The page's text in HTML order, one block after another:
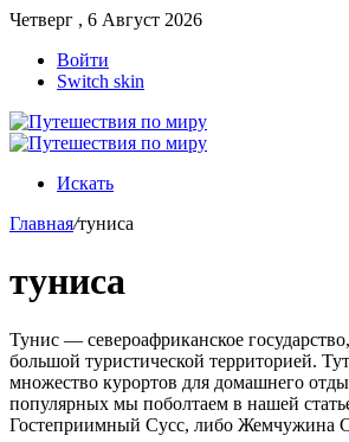
Четверг , 6 Август 2026
Войти
Switch skin
Искать
Главная/туниса
туниса
Тунис — североафриканское
большой туристической территорией.
множество курортов для домашнего
популярных мы поболтаем в нашей
Гостеприимный Сусс, либо Жемчужина